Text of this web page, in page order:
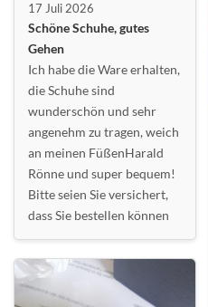
17 Juli 2026
Schöne Schuhe, gutes
Gehen
Ich habe die Ware erhalten,
die Schuhe sind
wunderschön und sehr
angenehm zu tragen, weich
an meinen FüßenHarald
Rönne und super bequem!
Bitte seien Sie versichert,
dass Sie bestellen können